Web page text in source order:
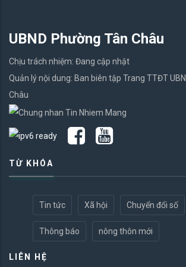
UBND Phường Tân Châu
Chịu trách nhiệm: Đang cập nhật
Quản lý nội dung: Ban biên tập Trang TTĐT
Châu
TỪ KHÓA
Tin tức Xã hội Chuyển đổi số
Thông báo nông thôn mới
LIÊN HỆ